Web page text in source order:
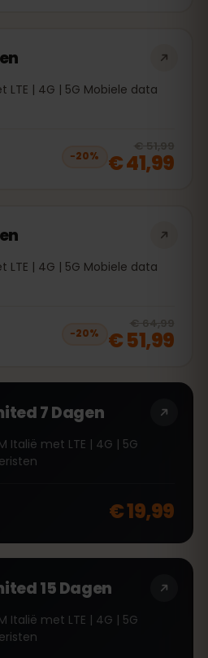
LTE | 4G | 5G Mobiele data
−20%
€ 51,99
€ 41,99
LTE | 4G | 5G Mobiele data
−20%
€ 64,99
€ 51,99
7 Dagen
Italië met LTE | 4G | 5G
€ 19,99
15 Dagen
Italië met LTE | 4G | 5G